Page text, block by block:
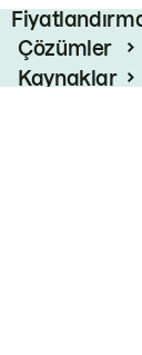
Çözümler
Kaynaklar